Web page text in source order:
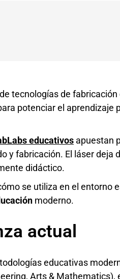
tecnologías de
potenciar el aprendizaje
educativos apuestan
y fabricación. El láser deja
didáctico.
se utiliza en el entorno
moderno.
actual
educativas
Arts & Mathematics),